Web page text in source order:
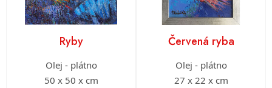
Ryby
Olej - plátno
50 x 50 x cm
Červená ryba
Olej - plátno
27 x 22 x cm